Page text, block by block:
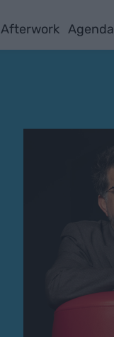
Afterwork Agenda